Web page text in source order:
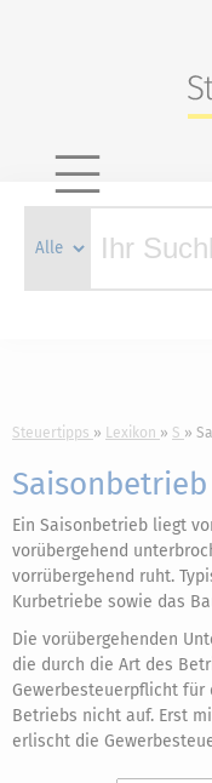
Steuertipps Lexikon S
Saisonbetrieb
Ein Saisonbetrieb liegt
vorübergehend
vorrübergehend ruht.
Kurbetriebe sowie das
Die vorübergehenden
die durch die Art des
Gewerbesteuerpflicht für
Betriebs nicht auf. Erst
erlischt die